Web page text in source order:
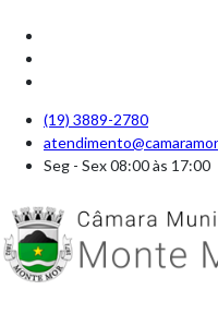
(19) 3889-2780
Seg - Sex 08:00 às 17:00